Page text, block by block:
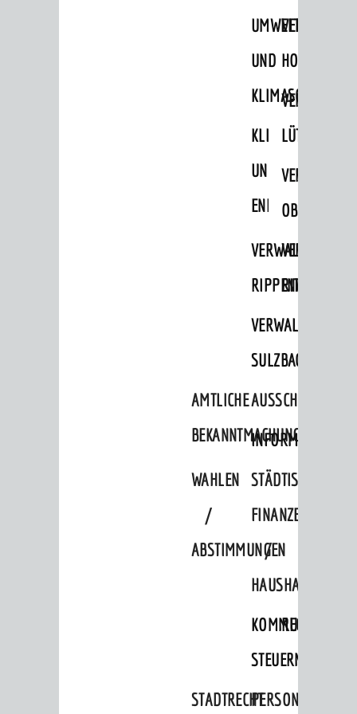
UMWELT-
UND
KLIMASCHUTZ
KLIMASCHUTZ
UND
RIPPENWEIER
SULZBACH
AMTLICHE
BEKANNTMACHUNGEN
WAHLEN
/
ABSTIMMUNGEN
STÄDTISCHE
FINANZEN
/
HAUSHALT
KOMMUNALE
STEUERN
STADTRECHTPERSONALRAT
Dienstleistungen Service BW
Behördennummer 115
Kinder und Jugendliche
Menschen mit Behinderung
Vermiete doch an deine Stadt